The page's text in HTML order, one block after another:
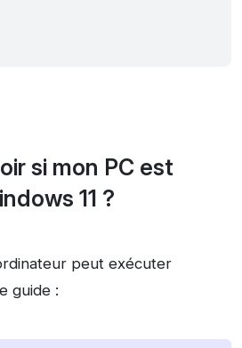
si mon PC est
11 ?
peut exécuter
guide :